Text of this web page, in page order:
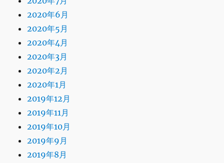
2020年6月
2020年5月
2020年4月
2020年3月
2020年2月
2020年1月
2019年12月
2019年11月
2019年10月
2019年9月
2019年8月